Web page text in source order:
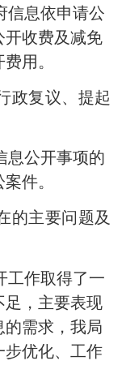
信息依申请公
开收费及减免
用。
政复议、提起
息公开事项的
件。
的主要问题及
工作取得了一
足，主要表现
需求，我局
步优化、工作